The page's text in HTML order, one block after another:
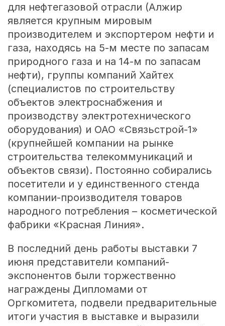
для нефтегазовой отрасли (Алжир
является крупным мировым
производителем и экспортером нефти и
газа, находясь на 5-м месте по запасам
природного газа и на 14-м по запасам
нефти), группы компаний Хайтех
(специалистов по строительству
объектов электроснабжения и
производству электротехнического
оборудования) и ОАО «Связьстрой-1»
(крупнейшей компании на рынке
строительства телекоммуникаций и
объектов связи). Постоянно собирались
посетители и у единственного стенда
компании-производителя товаров
народного потребления – косметической
фабрики «Красная Линия».
В последний день работы выставки 7
июня представители компаний-
экспонентов были торжественно
награждены Дипломами от
Оргкомитета, подвели предварительные
итоги участия в выставке и выразили